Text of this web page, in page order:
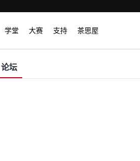
学堂 大赛 支持 茶思屋
论坛